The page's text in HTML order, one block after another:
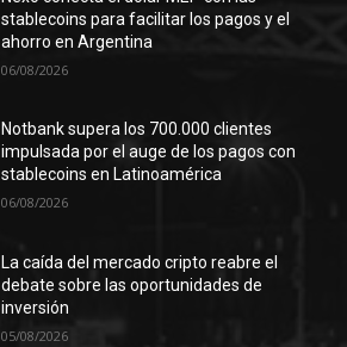
stablecoins para facilitar los pagos y el
ahorro en Argentina
06/08/2026
Notbank supera los 700.000 clientes
impulsada por el auge de los pagos con
stablecoins en Latinoamérica
06/08/2026
La caída del mercado cripto reabre el
debate sobre las oportunidades de
inversión
05/08/2026